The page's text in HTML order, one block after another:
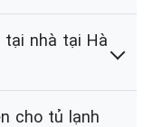
tại nhà tại Hà
cho tủ lạnh